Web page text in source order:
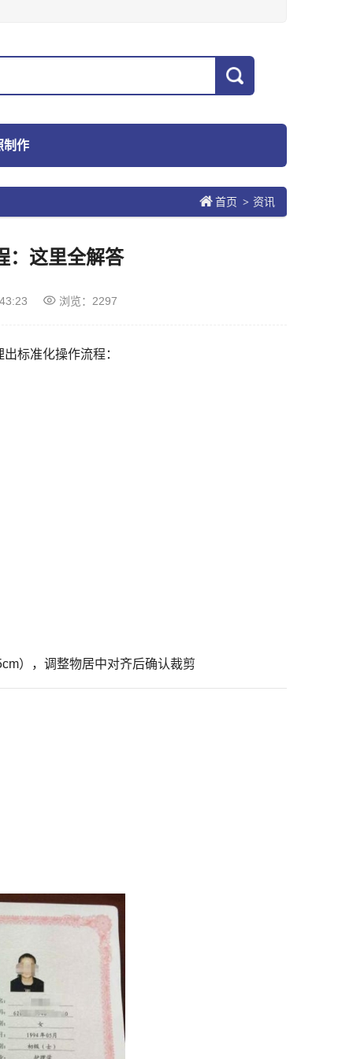
制作
首页 > 资讯
：这里全解答
浏览：2297
标准化操作流程：
），调整物居中对齐后确认裁剪